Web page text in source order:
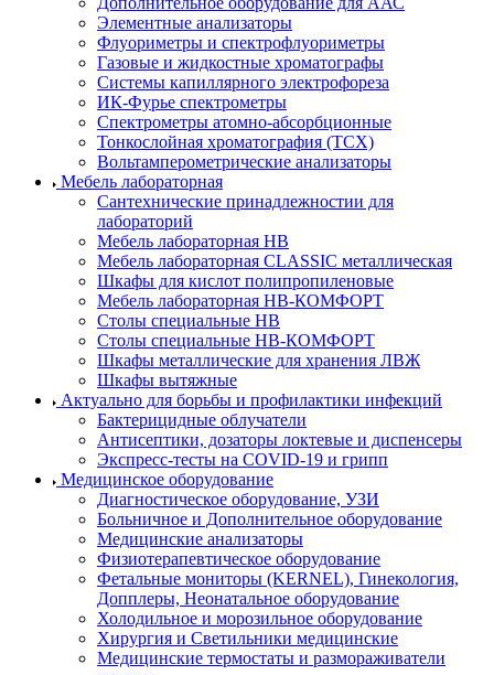
Элементные анализаторы
Флуориметры и спектрофлуориметры
Газовые и жидкостные хроматографы
Системы капиллярного электрофореза
ИК-Фурье спектрометры
Спектрометры атомно-абсорбционные
Тонкослойная хроматография (ТСХ)
Вольтамперометрические анализаторы
Мебель лабораторная
Сантехнические принадлежностии для
лабораторий
Мебель лабораторная НВ
Мебель лабораторная CLASSIC металлическая
Шкафы для кислот полипропиленовые
Мебель лабораторная НВ-КОМФОРТ
Столы специальные НВ
Столы специальные НВ-КОМФОРТ
Шкафы металлические для хранения ЛВЖ
Шкафы вытяжные
Актуально для борьбы и профилактики инфекций
Бактерицидные облучатели
Антисептики, дозаторы локтевые и диспенсеры
Экспресс-тесты на COVID-19 и грипп
Медицинское оборудование
Диагностическое оборудование, УЗИ
Больничное и Дополнительное оборудование
Медицинские анализаторы
Физиотерапевтическое оборудование
Фетальные мониторы (KERNEL), Гинекология,
Допплеры, Неонатальное оборудование
Холодильное и морозильное оборудование
Хирургия и Светильники медицинские
Медицинские термостаты и размораживатели